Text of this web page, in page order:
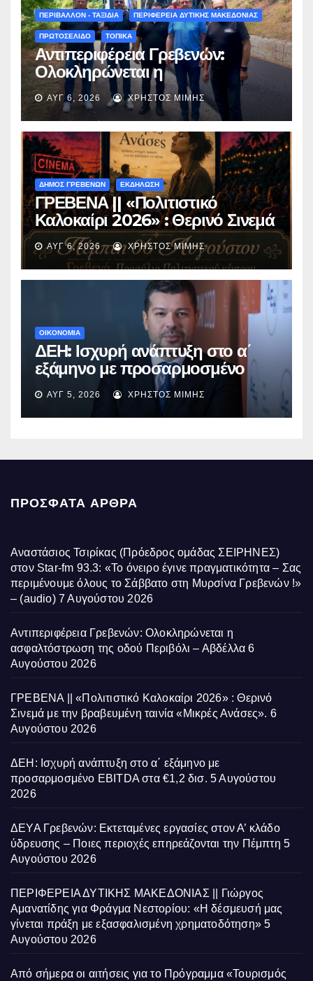
(audio)
ΠΕΡΙΒΑΛΛΟΝ - ΤΑΞΙΔΙΑ ΠΕΡΙΦΕΡΕΙΑ ΔΥΤΙΚΗΣ ΜΑΚΕΔΟΝΙΑΣ
ΠΡΩΤΟΣΕΛΙΔΟ ΤΟΠΙΚΑ
Αντιπεριφέρεια Γρεβενών:
Ολοκληρώνεται η
ασφαλτόστρωση της οδού
Περιβόλι – Αβδέλλα
ΑΥΓ 6, 2026 ΧΡΉΣΤΟΣ ΜΊΜΗΣ
ΔΗΜΟΣ ΓΡΕΒΕΝΩΝ ΕΚΔΗΛΩΣΗ
ΓΡΕΒΕΝΑ || «Πολιτιστικό
Καλοκαίρι 2026» : Θερινό Σινεμά
με την βραβευμένη ταινία
«Μικρές Ανάσες».
ΑΥΓ 6, 2026 ΧΡΉΣΤΟΣ ΜΊΜΗΣ
ΟΙΚΟΝΟΜΙΑ
ΔΕΗ: Ισχυρή ανάπτυξη στο α΄
εξάμηνο με προσαρμοσμένο
EBITDA στα €1,2 δισ.
ΑΥΓ 5, 2026 ΧΡΉΣΤΟΣ ΜΊΜΗΣ
ΠΡΌΣΦΑΤΑ ΆΡΘΡΑ
Αναστάσιος Τσιρίκας (Πρόεδρος ομάδας ΣΕΙΡΗΝΕΣ)
στον Star-fm 93.3: «Το όνειρο έγινε πραγματικότητα – Σας
περιμένουμε όλους το Σάββατο στη Μυρσίνα Γρεβενών !»
– (audio) 7 Αυγούστου 2026
Αντιπεριφέρεια Γρεβενών: Ολοκληρώνεται η
ασφαλτόστρωση της οδού Περιβόλι – Αβδέλλα 6
Αυγούστου 2026
ΓΡΕΒΕΝΑ || «Πολιτιστικό Καλοκαίρι 2026» : Θερινό
Σινεμά με την βραβευμένη ταινία «Μικρές Ανάσες». 6
Αυγούστου 2026
ΔΕΗ: Ισχυρή ανάπτυξη στο α΄ εξάμηνο με
προσαρμοσμένο EBITDA στα €1,2 δισ. 5 Αυγούστου
2026
ΔΕΥΑ Γρεβενών: Εκτεταμένες εργασίες στον Α’ κλάδο
ύδρευσης – Ποιες περιοχές επηρεάζονται την Πέμπτη 5
Αυγούστου 2026
ΠΕΡΙΦΕΡΕΙΑ ΔΥΤΙΚΗΣ ΜΑΚΕΔΟΝΙΑΣ || Γιώργος
Αμανατίδης για Φράγμα Νεστορίου: «Η δέσμευσή μας
γίνεται πράξη με εξασφαλισμένη χρηματοδότηση» 5
Αυγούστου 2026
Από σήμερα οι αιτήσεις για το Πρόγραμμα «Τουρισμός